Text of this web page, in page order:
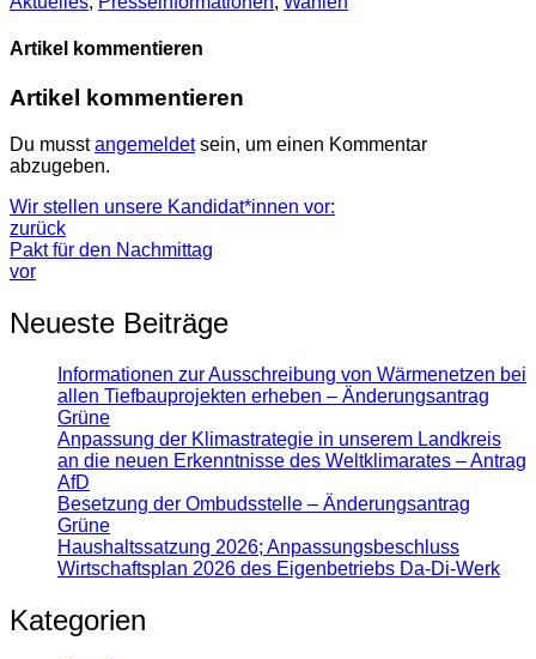
Artikel kommentieren
Artikel kommentieren
Du musstangemeldetsein, um einen Kommentar
abzugeben.
Wir stellen unsere Kandidat*innen vor:
zurück
Pakt für den Nachmittag
vor
Neueste Beiträge
Informationen zur Ausschreibung von Wärmenetzen bei
allen Tiefbauprojekten erheben – Änderungsantrag
Grüne
Anpassung der Klimastrategie in unserem Landkreis
an die neuen Erkenntnisse des Weltklimarates – Antrag
AfD
Besetzung der Ombudsstelle – Änderungsantrag
Grüne
Haushaltssatzung 2026; Anpassungsbeschluss
Wirtschaftsplan 2026 des Eigenbetriebs Da-Di-Werk
Kategorien